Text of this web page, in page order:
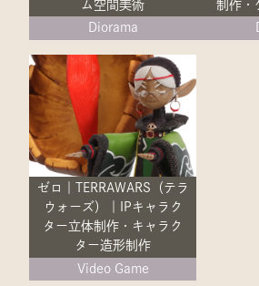
ム空間美術
Diorama
制作・
ゼロ｜TERRAWARS（テラ
ウォーズ）｜IPキャラク
ター立体制作・キャラク
ター造形制作
Video Game